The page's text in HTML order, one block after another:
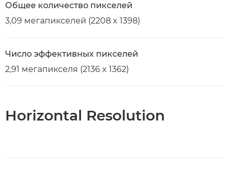
Общее количество пикселей
3,09 мегапикселей (2208 x 1398)
Число эффективных пикселей
2,91 мегапикселя (2136 x 1362)
Horizontal Resolution